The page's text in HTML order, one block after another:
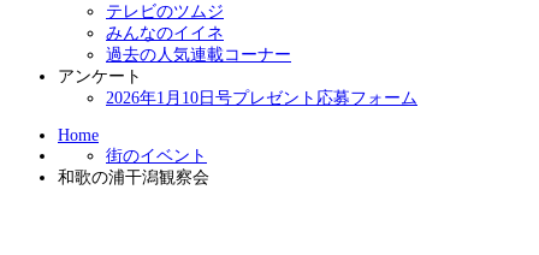
テレビのツムジ
みんなのイイネ
過去の人気連載コーナー
アンケート
2026年1月10日号プレゼント応募フォーム
Home
街のイベント
和歌の浦干潟観察会